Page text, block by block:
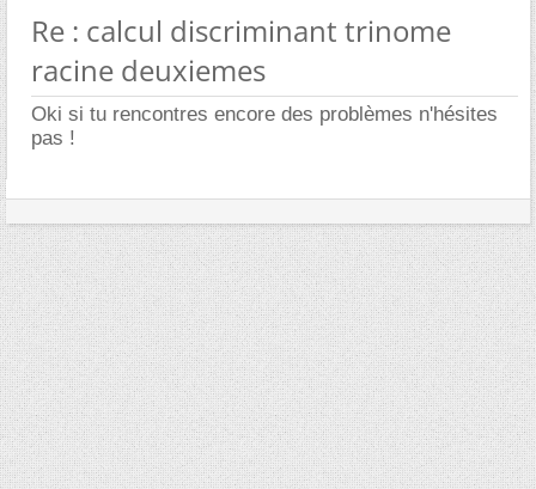
Re : calcul discriminant trinome
racine deuxiemes
Oki si tu rencontres encore des problèmes n'hésites
pas !